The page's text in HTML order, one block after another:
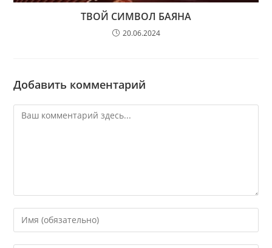
ТВОЙ СИМВОЛ БАЯНА
20.06.2024
Добавить комментарий